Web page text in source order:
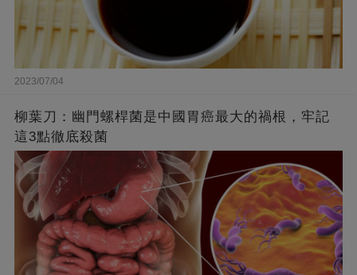
2023/07/04
柳葉刀：幽門螺桿菌是中國胃癌最大的禍根，牢記
這3點徹底殺菌